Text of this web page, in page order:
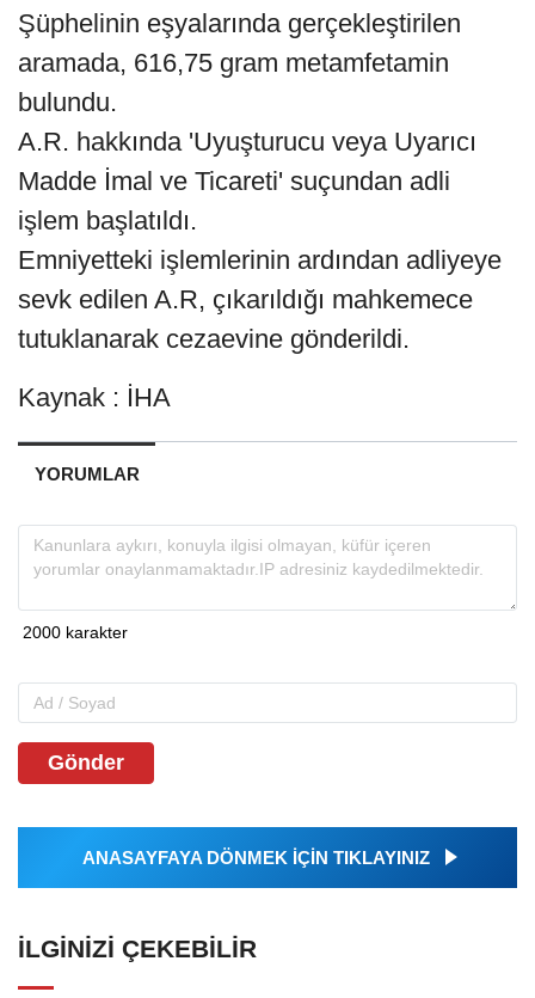
Şüphelinin eşyalarında gerçekleştirilen
aramada, 616,75 gram metamfetamin
bulundu.
A.R. hakkında 'Uyuşturucu veya Uyarıcı
Madde İmal ve Ticareti' suçundan adli
işlem başlatıldı.
Emniyetteki işlemlerinin ardından adliyeye
sevk edilen A.R, çıkarıldığı mahkemece
tutuklanarak cezaevine gönderildi.
Kaynak : İHA
YORUMLAR
Gönder
ANASAYFAYA DÖNMEK İÇİN TIKLAYINIZ
İLGINIZI ÇEKEBILIR